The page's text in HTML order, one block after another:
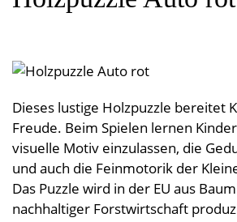
Nachtkästchen
Vollholzsofas & Couchen
Besondere Extras
Vollholzpflege
Sonderanfertigungen
Möbelprogramme
Wohnwände
Couchen & Couchtische
Einzelstücke
Vollholzbetten
Naturmatratzen
Zudecken
Polster
Unterbetten
Lattenroste
Goldkäfer Baby
Tragehilfen
Stillkissen
Schlafsackerl
Kinder- und Babydecken
Leinen & Hanf
Halbleinen
Baumwolle
Flanell, Druck, Satin
Spannleintücher
Nässeschutz
Wohnen
Decken
Baumwolldecken
Kuscheldecken
Schafwolldecken
Polster
Polsterbezüge
Pyramidenpolster
Vorhänge & Meterware
Leben
Teppiche
Schafwollteppiche
Baumwollteppiche
Hocker
Wärmeprodukte
Küche
Geschirrtücher
Brotsackerl
Bad
Naturfabrik
Öffnungszeiten
News & Messen
Kontakt & Anfahrt
Jobs
Betriebsführung
Öffnungszeiten
Anmelden
Dieses lustige Holzpuzzle bereitet
Freude. Beim Spielen lernen
visuelle Motiv einzulassen, die
und auch die Feinmotorik der
Das Puzzle wird in der EU aus
nachhaltiger Forstwirtschaft